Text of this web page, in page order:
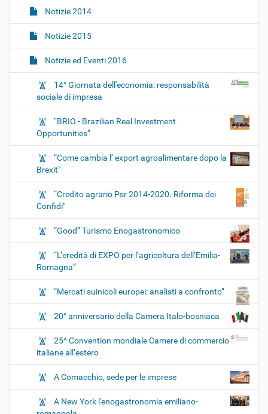
Notizie 2014
Notizie 2015
Notizie ed Eventi 2016
14° Giornata dell'economia: responsabilità
sociale di impresa
“BRIO - Brazilian Real Investment
Opportunities”
“Come cambia l’ export agroalimentare dopo la
Brexit"
“Credito agrario Psr 2014-2020. Riforma dei
Confidi"
“Good” Turismo Enogastronomico
“L’eredità di EXPO per l’agricoltura dell’Emilia-
Romagna”
“Mercati suinicoli europei: analisti a confronto”
20° anniversario della Camera Italo-bosniaca
25^ Convention mondiale Camere di commercio
italiane all’estero
A Comacchio, sede per le imprese
A New York l'enogastronomia emiliano-